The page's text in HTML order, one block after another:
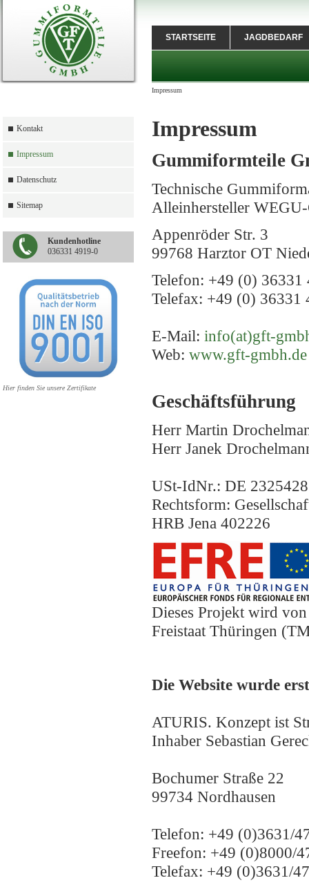
Kontakt
Impressum
Datenschutz
Sitemap
Kundenhotline
036331 4919-0
Hier finden Sie unsere Zertifikate
STARTSEITE JAGDBEDARF
Impressum
Impressum
Gummiformteile
Technische
Alleinhersteller
Appenröder Str. 3
99768 Harztor OT
Telefon: +49 (0) 36331
Telefax: +49 (0) 36331
E-Mail: info(at)gft-
Web: www.gft-gmbh.de
Geschäftsführung
Herr Martin
Herr Janek
USt-IdNr.: DE
Rechtsform:
HRB Jena 402226
Dieses Projekt wird
Freistaat Thüringen
Die Website wurde
ATURIS. Konzept ist
Inhaber Sebastian
Bochumer Straße 22
99734 Nordhausen
Telefon: +49 (0)3631/
Freefon: +49 (0)8000/
Telefax: +49 (0)3631/